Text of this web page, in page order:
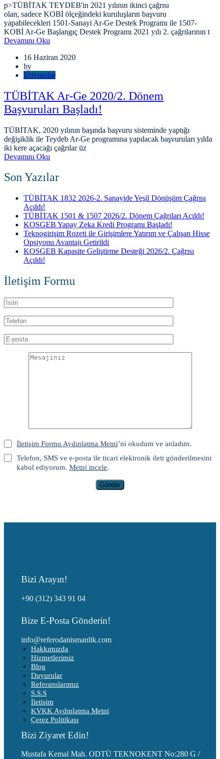
p>TÜBİTAK TEYDEB'in 2021 yılının ikinci çağrısı
olan, sadece KOBİ ölçeğindeki kuruluşların başvuru
yapabilecekleri 1501-Sanayi Ar-Ge Destek Programı ile 1507-
KOBİ Ar-Ge Başlangıç Destek Programı 2021 yılı 2. çağrılarının t
Devamını Oku
16 Haziran 2020
by
Duyurular
TÜBİTAK Ar-Ge 2020/2. Dönem
Başvuruları Başladı!
TÜBİTAK, 2020 yılının başında başvuru sisteminde yaptığı
değişiklik ile Teydeb Ar-Ge programına yapılacak başvuruları yılda
iki kere açacağı çağrılar üz
Devamını Oku
Son Yazılar
TÜBİTAK 1832 2026-2. Sanayide Yeşil Dönüşüm Çağrısı
Açıldı!
TÜBİTAK 1501 & 1507 2026/2. Dönem Çağrıları Açıldı!
KOSGEB Yapay Zeka Kredi Programı Başladı!
Teknogirişim Rozeti ile Girişimlere Yatırım ve Çalışan Hisse
Opsiyonu Avantajı Getirildi
KOSGEB Kapasite Geliştirme Desteği 2026/2. Çağrısı
Açıldı!
İletişim Formu
İletişim Formu Aydınlatma Metni’ni okudum ve anladım.
Telefon, SMS ve e-posta ile ticari elektronik ileti gönderilmesini
kabul ediyorum. Metni incele.
Gönder
Bizi Arayın!
+90 (312) 343 91 04
Bize E-Posta Gönderin!
info@referodanismanlik.com
Hakkımızda
Hizmetlerimiz
Blog
Duyurular
Referanslarımız
S.S.S
İletişim
KVKK Aydınlatma Metni
Çerez Politikası
Bizi Ziyaret Edin!
Mustafa Kemal Mah. ODTÜ TEKNOKENT No:280 G /